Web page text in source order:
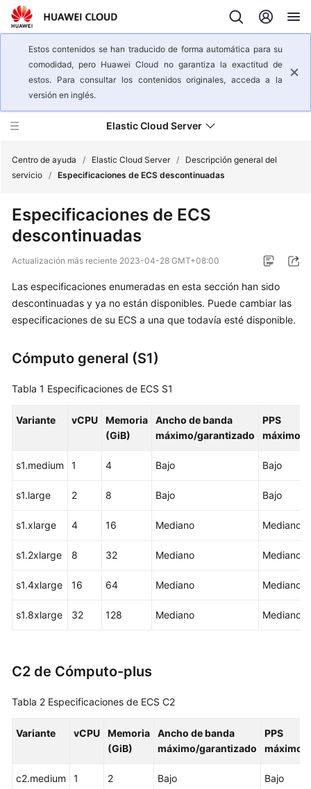
Estos contenidos se han traducido de forma automática para su
comodidad, pero Huawei Cloud no garantiza la exactitud de
estos. Para consultar los contenidos originales, acceda a la
versión en inglés.
Elastic Cloud Server
general
del
¿Qué
ECS?
Ventajas
ECS
Escenarios
de
y
sobre
uso
ECS
y
servicios
Instancias
Especificaciones
Centro de ayuda / Elastic Cloud Server /
Descripción general del
servicio / Especificaciones de ECS descontinuadas
Especificaciones de ECS
descontinuadas
Actualización más reciente 2023-04-28 GMT+08:00
Las especificaciones enumeradas en esta sección han sido
descontinuadas y ya no están disponibles. Puede cambiar las
especificaciones de su ECS a una que todavía esté disponible.
Cómputo general (S1)
Tabla 1 Especificaciones de ECS S1
Variante vCPU
Memoria
(GiB)
Ancho de banda
máximo/garantizado
PPS
máximo
s1.medium 1 4 Bajo Bajo
s1.large 2 8 Bajo Bajo
s1.xlarge 4 16 Mediano Mediano
s1.2xlarge 8 32 Mediano Mediano
s1.4xlarge 16 64 Mediano Mediano
s1.8xlarge 32 128 Mediano Mediano
C2 de Cómputo-plus
Tabla 2 Especificaciones de ECS C2
Variante vCPU
Memoria
(GiB)
Ancho de banda
máximo/garantizado
PPS
máximo
c2.medium 1 2 Bajo Bajo